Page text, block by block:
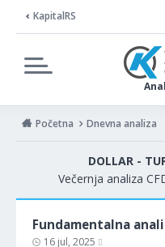
KapitalRS
Početna Dnevna analiza
DOLLAR -
Večernja analiza
Fundamentalna
16 jul, 2025